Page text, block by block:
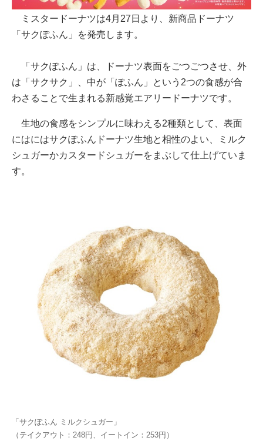
ミスタードーナツは4月27日より、新商品ドーナツ
「サクぽふん」を発売します。
「サクぽふん」は、ドーナツ表面をごつごつさせ、外
は「サクサク」、中が「ぽふん」という2つの食感が合
わさることで生まれる新感覚エアリードーナツです。
生地の食感をシンプルに味わえる2種類として、表面
にはにはサクぽふんドーナツ生地と相性のよい、ミルク
シュガーかカスタードシュガーをまぶして仕上げていま
す。
「サクぽふん ミルクシュガー」
（テイクアウト：248円、イートイン：253円）